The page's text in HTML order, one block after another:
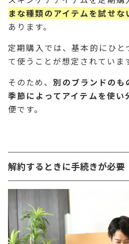
まな種類のアイテムを試せな
あります。
定期購入では、基本的にひと
て使うことが想定されていま
そのため、別のブランドのも
季節によってアイテムを使い
便です。
解約するときに手続きが必要